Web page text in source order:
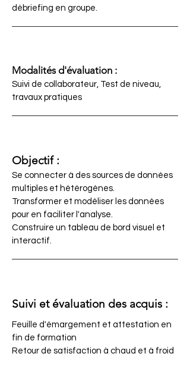
débriefing en groupe.
Modalités d'évaluation :
Suivi de collaborateur, Test de niveau,
travaux pratiques
Objectif :
Se connecter à des sources de données
multiples et hétérogènes.
Transformer et modéliser les données
pour en faciliter l'analyse.
Construire un tableau de bord visuel et
interactif.
Suivi et évaluation des acquis :
Feuille d'émargement et attestation en
fin de formation
Retour de satisfaction à chaud et à froid